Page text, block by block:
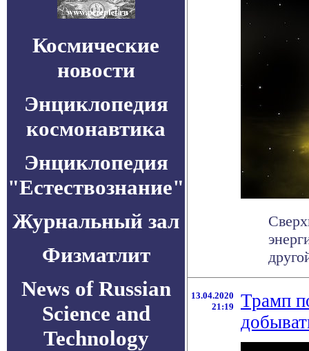
Космические
новости
Энциклопедия
космонавтика
Энциклопедия
"Естествознание"
Журнальный зал
Физматлит
News of Russian
Science and
Technology
13.04.2020
21:19
Трамп